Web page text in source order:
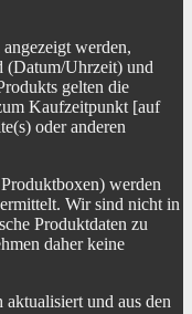
werden,
(Datum/Uhrzeit) und
gelten die
Kaufzeitpunkt [auf
oder anderen
werden
Wir sind nicht in
Produktdaten zu
daher keine
und aus den